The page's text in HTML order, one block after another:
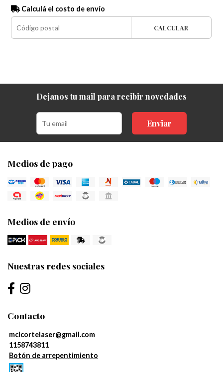
Calculá el costo de envío
CALCULAR
Dejanos tu mail para recibir novedades
Enviar
Medios de pago
Medios de envío
Nuestras redes sociales
Contacto
mclcortelaser@gmail.com
1158743811
Botón de arrepentimiento